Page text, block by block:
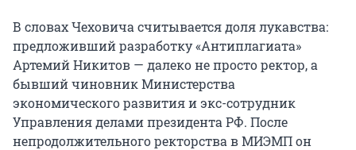
В словах Чеховича считывается доля лукавства:
предложивший разработку «Антиплагиата»
Артемий Никитов — далеко не просто ректор, а
бывший чиновник Министерства
экономического развития и экс-сотрудник
Управления делами президента РФ. После
непродолжительного ректорства в МИЭМП он